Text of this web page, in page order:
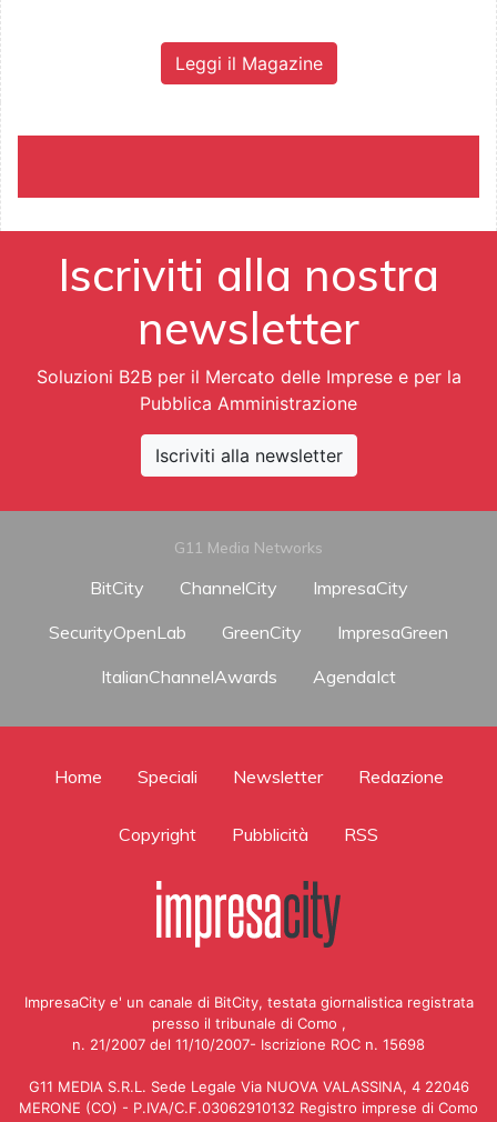
Leggi il Magazine
Iscriviti alla nostra
newsletter
Soluzioni B2B per il Mercato delle Imprese e per la
Pubblica Amministrazione
Iscriviti alla newsletter
G11 Media Networks
BitCity ChannelCity
ImpresaCity
SecurityOpenLab
GreenCity
ImpresaGreen
ItalianChannelAwards
AgendaIct
Home Speciali Newsletter Redazione
Copyright Pubblicità RSS
ImpresaCity e' un canale di BitCity, testata giornalistica registrata
presso il tribunale di Como ,
n. 21/2007 del 11/10/2007- Iscrizione ROC n. 15698
G11 MEDIA S.R.L. Sede Legale Via NUOVA VALASSINA, 4 22046
MERONE (CO) - P.IVA/C.F.03062910132 Registro imprese di Como